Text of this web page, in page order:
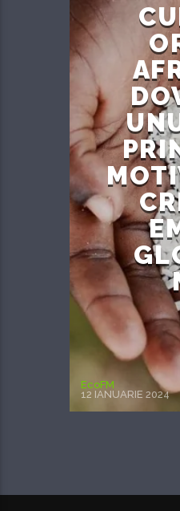
EcoFM
12 IANUARIE 2024